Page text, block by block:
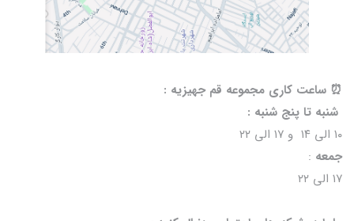
⏰️ ساعت کاری مجموعه قم جهیزیه :
شنبه تا پنج شنبه :
۱۰ الی ۱۴ و ۱۷ الی ۲۲
جمعه :
۱۷ الی ۲۲